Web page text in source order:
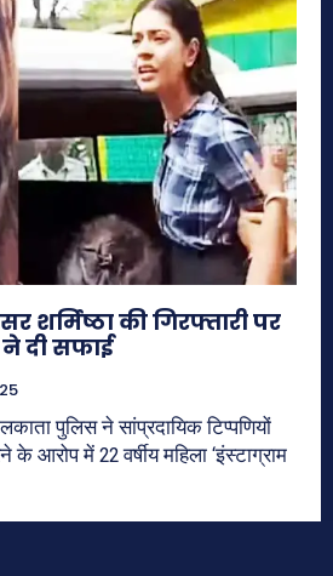
शर्मिष्ठा की गिरफ्तारी पर
दी सफाई
पुलिस ने सांप्रदायिक टिप्पणियों
के आरोप में 22 वर्षीय महिला ‘इंस्टाग्राम